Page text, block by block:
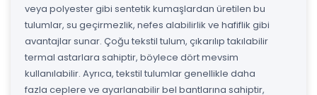
veya polyester gibi sentetik kumaşlardan üretilen bu
tulumlar, su geçirmezlik, nefes alabilirlik ve hafiflik gibi
avantajlar sunar. Çoğu tekstil tulum, çıkarılıp takılabilir
termal astarlara sahiptir, böylece dört mevsim
kullanılabilir. Ayrıca, tekstil tulumlar genellikle daha
fazla ceplere ve ayarlanabilir bel bantlarına sahiptir,